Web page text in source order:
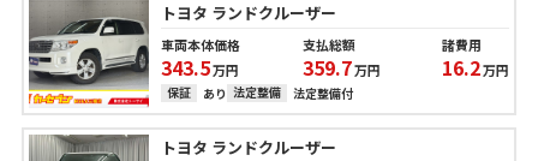
トヨタ ランドクルーザー
車両本体価格
343.5万円
支払総額
359.7万円
諸費用
16.2万円
保証 あり 法定整備 法定整備付
トヨタ ランドクルーザー